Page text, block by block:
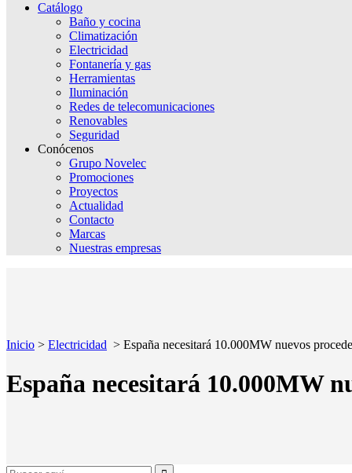
Catálogo
Baño y cocina
Climatización
Electricidad
Fontanería y gas
Herramientas
Iluminación
Redes de telecomunicaciones
Renovables
Seguridad
Conócenos
Grupo Novelec
Promociones
Proyectos
Actualidad
Contacto
Marcas
Nuestras empresas
Inicio > Electricidad > España necesitará 10.000MW nuevos
España necesitará 10.000MW